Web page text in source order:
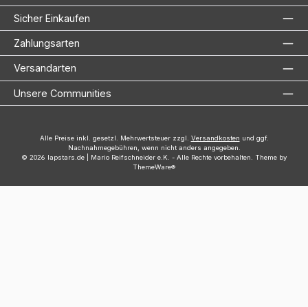
Sicher Einkaufen
Zahlungsarten
Versandarten
Unsere Communities
Alle Preise inkl. gesetzl. Mehrwertsteuer zzgl. Versandkosten und ggf.
Nachnahmegebühren, wenn nicht anders angegeben.
© 2026 lapstars.de | Mario Reifschneider e.K. - Alle Rechte vorbehalten. Theme by
ThemeWare®